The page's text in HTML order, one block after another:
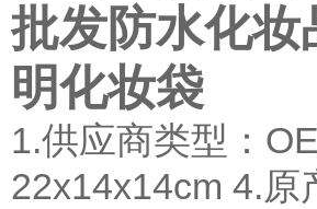
批发防水化
明化妆袋
1.供应商类型：
22x14x14cm 4.原